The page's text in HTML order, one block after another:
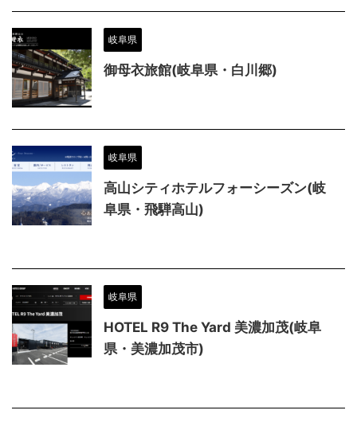
岐阜県
御母衣旅館(岐阜県・白川郷)
岐阜県
高山シティホテルフォーシーズン(岐
阜県・飛騨高山)
岐阜県
HOTEL R9 The Yard 美濃加茂(岐阜
県・美濃加茂市)